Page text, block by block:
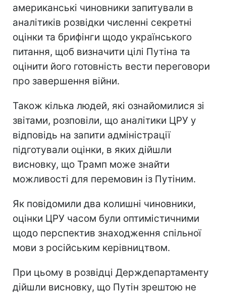
американські чиновники запитували в
аналітиків розвідки численні секретні
оцінки та брифінги щодо українського
питання, щоб визначити цілі Путіна та
оцінити його готовність вести переговори
про завершення війни.
Також кілька людей, які ознайомилися зі
звітами, розповіли, що аналітики ЦРУ у
відповідь на запити адміністрації
підготували оцінки, в яких дійшли
висновку, що Трамп може знайти
можливості для перемовин із Путіним.
Як повідомили два колишні чиновники,
оцінки ЦРУ часом були оптимістичними
щодо перспектив знаходження спільної
мови з російським керівництвом.
При цьому в розвідці Держдепартаменту
дійшли висновку, що Путін зрештою не